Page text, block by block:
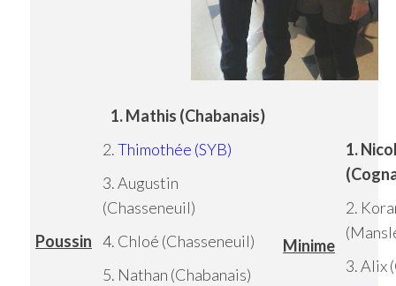
Poussin
1. Mathis (Chabanais)
2.Thimothée (SYB)
3. Augustin
(Chasseneuil)
4. Chloé (Chasseneuil)
5. Nathan (Chabanais)
Minime
1.
2.
3. Alix